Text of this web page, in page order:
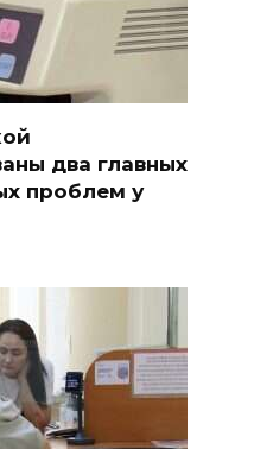
два главных
проблем у